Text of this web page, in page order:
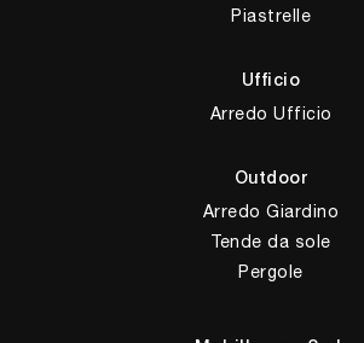
Piastrelle
Ufficio
Arredo Ufficio
Outdoor
Arredo Giardino
Tende da sole
Pergole